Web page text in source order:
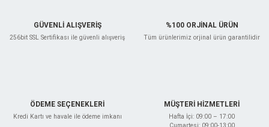
GÜVENLİ ALIŞVERİŞ
256bit SSL Sertifikası ile güvenli alışveriş
%100 ORJİNAL ÜRÜN
Tüm ürünlerimiz orjinal ürün garantilidir
ÖDEME SEÇENEKLERİ
Kredi Kartı ve havale ile ödeme imkanı
MÜŞTERİ HİZMETLERİ
Hafta İçi: 09:00 – 17:00
Cumartesi: 09:00-13:00